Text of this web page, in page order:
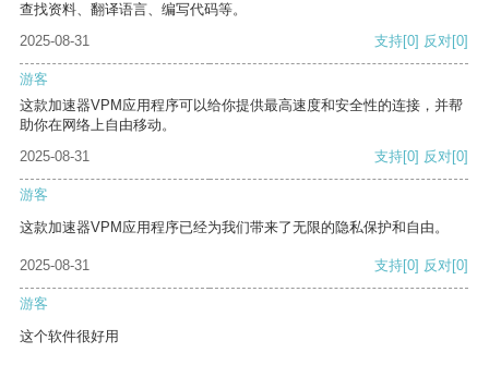
查找资料、翻译语言、编写代码等。
2025-08-31
支持[0] 反对[0]
游客
这款加速器VPM应用程序可以给你提供最高速度和安全性的连接，并帮
助你在网络上自由移动。
2025-08-31
支持[0] 反对[0]
游客
这款加速器VPM应用程序已经为我们带来了无限的隐私保护和自由。
2025-08-31 支持[0] 反对[0]
游客
这个软件很好用